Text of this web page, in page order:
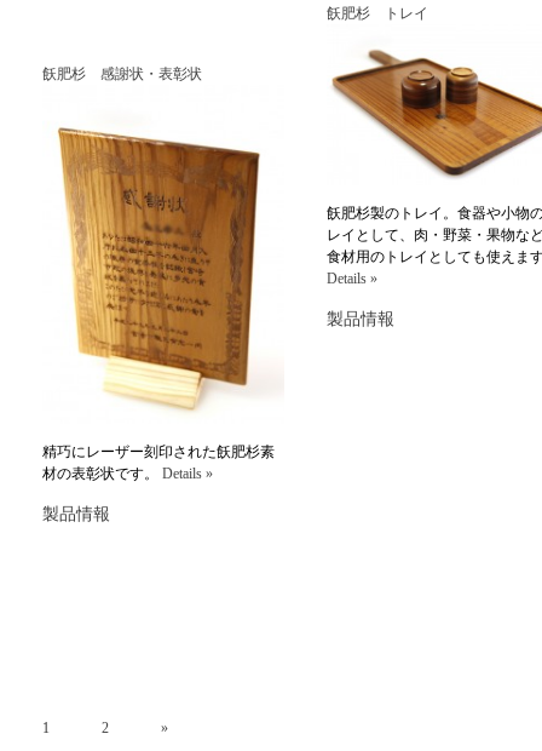
飫肥杉 トレイ
飫肥杉製のトレイ。食器や小物
レイとして、肉・野菜・果物な
食材用のトレイとしても使えま
Details »
製品情報
飫肥杉 感謝状・表彰状
精巧にレーザー刻印された飫肥杉素
材の表彰状です。 Details »
製品情報
1 2 »